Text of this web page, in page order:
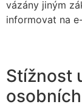
vázány jiným
informovat na
Stížnost